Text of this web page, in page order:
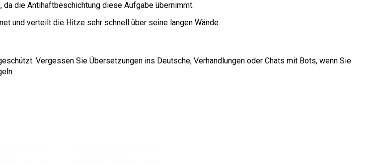
da die Antihaftbeschichtung diese Aufgabe übernimmt.
und verteilt die Hitze sehr schnell über seine langen Wände.
Vergessen Sie Übersetzungen ins Deutsche, Verhandlungen oder Chats mit Bots, wenn Sie